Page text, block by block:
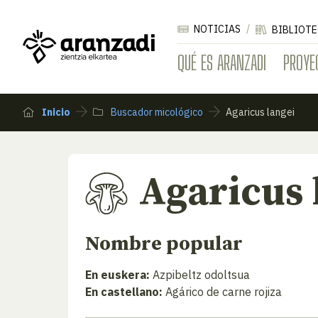
QUÉ ES ARANZADI
NOTICIAS
Inicio Buscador micológico Agaricus langei
Agaricus
Nombre popular
En euskera: Azpibeltz odoltsua
En castellano: Agárico de carne rojiza